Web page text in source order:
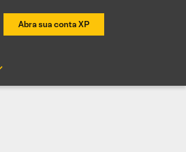
Abra sua conta XP